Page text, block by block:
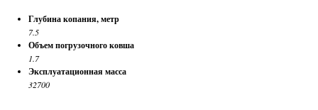
Глубина копания, метр
7.5
Объем погрузочного ковша
1.7
Эксплуатационная масса
32700